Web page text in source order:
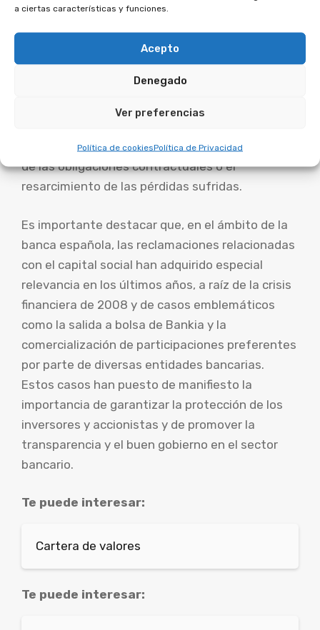
a ciertas características y funciones.
Acepto
Denegado
Ver preferencias
Política de cookiesPolítica de Privacidad
acciones legales.
En caso de que la vía extrajudicial no resulte
satisfactoria, los accionistas pueden presentar
una demanda ante los tribunales de justicia,
donde se evaluarán las circunstancias
procede la nulidad del contrato, el cumplimiento
de las obligaciones contractuales o el
resarcimiento de las pérdidas sufridas.
Es importante destacar que, en el ámbito de la
banca española, las reclamaciones relacionadas
con el capital social han adquirido especial
relevancia en los últimos años, a raíz de la crisis
financiera de 2008 y de casos emblemáticos
como la salida a bolsa de Bankia y la
comercialización de participaciones preferentes
por parte de diversas entidades bancarias.
Estos casos han puesto de manifiesto la
importancia de garantizar la protección de los
inversores y accionistas y de promover la
transparencia y el buen gobierno en el sector
bancario.
Te puede interesar:
Cartera de valores
Te puede interesar: